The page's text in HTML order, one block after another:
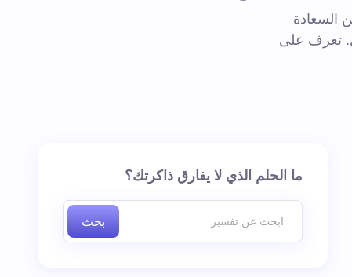
السعادة
تعرف على
ما الحلم الذي لا يفارق ذاكرتك؟
بحث